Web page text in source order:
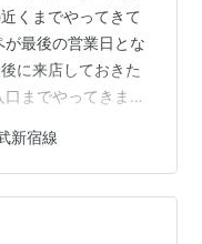
くまでやってきて
最後の営業日とな
に来店しておきた
までやってきまし
が、そのなかで鉄
国的にも数少ない
入っていきたいと
タ with 西武トレイ
新宿線